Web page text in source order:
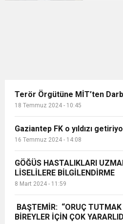
Terör Örgütüne MİT’ten
18 Temmuz 2024 - 10:45
Gaziantep FK o yıldızı
16 Temmuz 2024 - 14:08
GÖĞÜS HASTALIKLARI
LİSELİLERE BİLGİLENDİRME
8 Mart 2024 - 11:59
BAŞTEMİR: “ORUÇ TUTMAK
BİREYLER İÇİN ÇOK